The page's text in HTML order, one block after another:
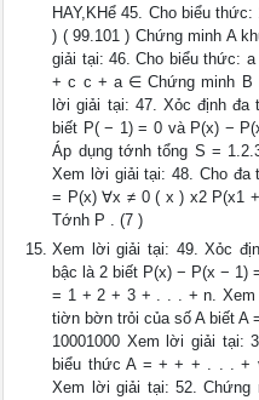
HAY,KHể 45. Cho biểu
) ( 99.101 ) Chứng minh A
giải tại: 46. Cho biểu thức:
+ c c + a ∈ Chứng minh B
lời giải tại: 47. Xỏc định
biết P( − 1) = 0 và P(x) −
Áp dụng tớnh tổng S =
Xem lời giải tại: 48. Cho đa
= P(x) ∀x ≠ 0 ( x ) x2 P(x1
Tớnh P . (7 )
Xem lời giải tại: 49. Xỏc
bậc là 2 biết P(x) − P(x −
= 1 + 2 + 3 + . . . + n.
tiờn bờn trỏi của số A biết A
10001000 Xem lời giải tại:
biểu thức A = + + + . . . +
Xem lời giải tại: 52.